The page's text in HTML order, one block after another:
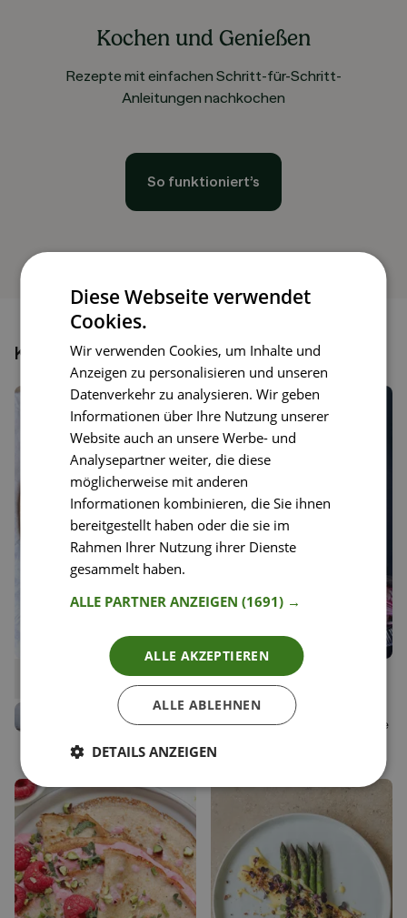
Kochen und Genießen
Rezepte mit einfachen Schritt-für-Schritt-
Anleitungen nachkochen
So funktioniert’s
Könnte dir auch gefallen
Speichern
Winterlicher Flammkuchen
Michaela Titz
Kochbuchautorin, littlebee
23
Liken
Speichern
Quiche Lorraine mit
Gerit @feinspitzfemme
Diese Webseite verwendet
Cookies.
Wir verwenden Cookies, um Inhalte und
Anzeigen zu personalisieren und unseren
Datenverkehr zu analysieren. Wir geben
Informationen über Ihre Nutzung unserer
Website auch an unsere Werbe- und
Analysepartner weiter, die diese
möglicherweise mit anderen
Informationen kombinieren, die Sie ihnen
bereitgestellt haben oder die sie im
Rahmen Ihrer Nutzung ihrer Dienste
gesammelt haben.
ALLE PARTNER ANZEIGEN(1691) →
ALLE AKZEPTIEREN
ALLE ABLEHNEN
DETAILS ANZEIGEN